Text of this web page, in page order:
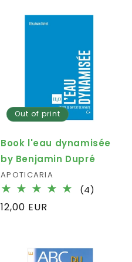
Out of print
Book l'eau dynamisée
by Benjamin Dupré
Fournisseur :
APOTICARIA
(4)
Prix
12,00 EUR